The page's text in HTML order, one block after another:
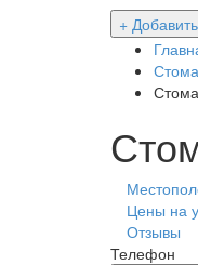
+
Цены на
Отзывы
Телефон